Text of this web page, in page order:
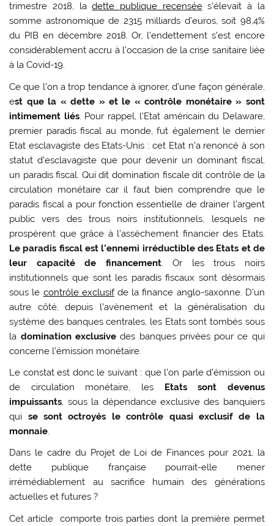
trimestre 2018, ladette publique recensées’élevait à la
somme astronomique de 2315 milliards d’euros, soit 98,4%
du PIB en décembre 2018. Or, l’endettement s’est encore
considérablement accru à l’occasion de la crise sanitaire liée
à la Covid-19.
Ce que l’on a trop tendance à ignorer, d’une façon générale,
est que la « dette » et le « contrôle monétaire » sont
intimement liés. Pour rappel, l’Etat américain du Delaware,
premier paradis fiscal au monde, fut également le dernier
Etat esclavagiste des Etats-Unis : cet Etat n’a renoncé à son
statut d’esclavagiste que pour devenir un dominant fiscal,
un paradis fiscal. Qui dit domination fiscale dit contrôle de la
circulation monétaire car il faut bien comprendre que le
paradis fiscal a pour fonction essentielle de drainer l’argent
public vers des trous noirs institutionnels, lesquels ne
prospèrent que grâce à l’assèchement financier des Etats.
Le paradis fiscal est l’ennemi irréductible des Etats et de
leur capacité de financement. Or les trous noirs
institutionnels que sont les paradis fiscaux sont désormais
sous le contrôle exclusifde la finance anglo-saxonne. D’un
autre côté, depuis l’avènement et la généralisation du
système des banques centrales, les Etats sont tombés sous
la domination exclusivedes banques privées pour ce qui
concerne l’émission monétaire.
Le constat est donc le suivant : que l’on parle d’émission ou
de circulation monétaire, les Etats sont devenus
impuissants, sous la dépendance exclusive des banquiers
qui se sont octroyés le contrôle quasi exclusif de la
monnaie.
Dans le cadre du Projet de Loi de Finances pour 2021, la
dette publique française pourrait-elle mener
irrémédiablement au sacrifice humain des générations
actuelles et futures ?
Cet article comporte trois parties dont la première permet